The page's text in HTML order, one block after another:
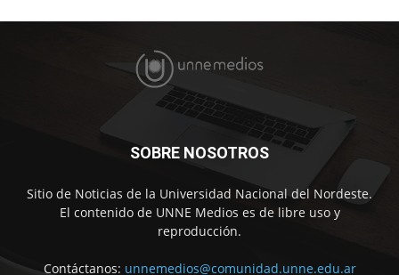
SOBRE NOSOTROS
Sitio de Noticias de la Universidad Nacional del Nordeste.
El contenido de UNNE Medios es de libre uso y
reproducción.
Contáctanos: unnemedios@comunidad.unne.edu.ar